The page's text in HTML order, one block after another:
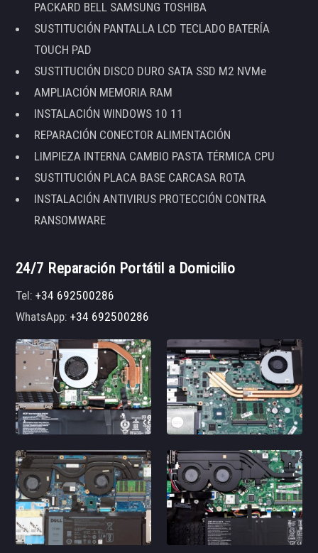
PACKARD BELL SAMSUNG TOSHIBA
SUSTITUCIÓN PANTALLA LCD TECLADO BATERÍA
TOUCH PAD
SUSTITUCIÓN DISCO DURO SATA SSD M2 NVMe
AMPLIACIÓN MEMORIA RAM
INSTALACIÓN WINDOWS 10 11
REPARACIÓN CONECTOR ALIMENTACIÓN
LIMPIEZA INTERNA CAMBIO PASTA TÉRMICA CPU
SUSTITUCIÓN PLACA BASE CARCASA ROTA
INSTALACIÓN ANTIVIRUS PROTECCIÓN CONTRA
RANSOMWARE
24/7 Reparación Portátil a Domicilio
Tel:+34 692500286
WhatsApp:+34 692500286